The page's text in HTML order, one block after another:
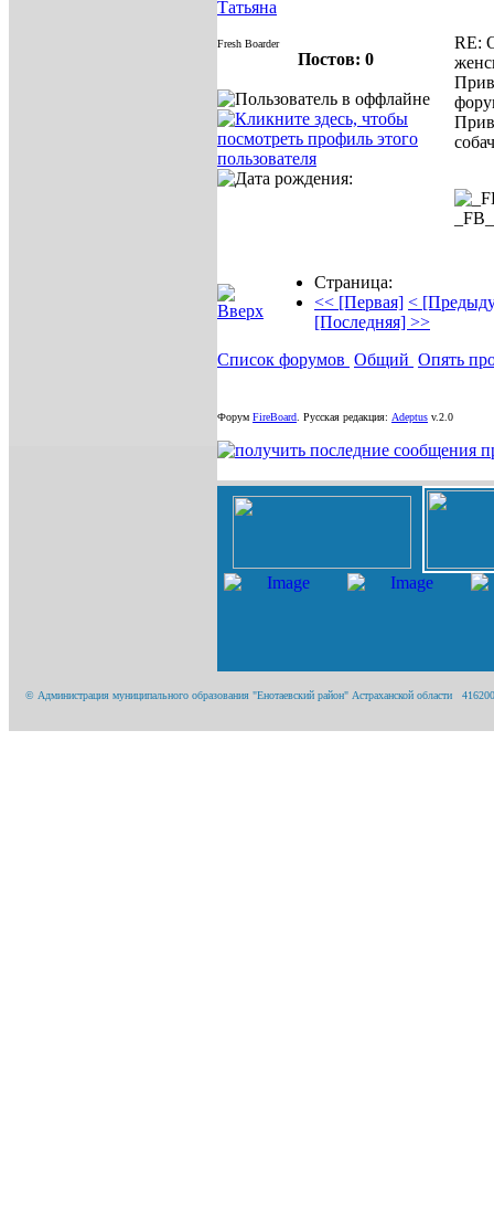
Татьяна
Fresh Boarder
Постов: 0
RE:
Страница:
<< [Первая] <
[Последняя] >>
Список форумов Общий Опять
Форум FireBoard Русская редакция: Adeptus v.2.0
© Администрация муниципального образования "Енотаевский район" Астраханской области